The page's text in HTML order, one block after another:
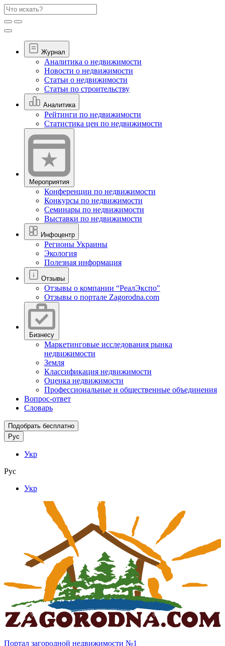
Журнал
Аналитика о недвижимости
Новости о недвижимости
Статьи о недвижимости
Статьи по строительству
Аналитика
Рейтинги по недвижимости
Статистика цен по недвижимости
Мероприятия
Конференции по недвижимости
Конкурсы по недвижимости
Семинары по недвижимости
Выставки по недвижимости
Инфоцентр
Регионы Украины
Экология
Полезная информация
Отзывы
Отзывы о компании “РеалЭкспо"
Отзывы о портале Zagorodna.com
Бизнесу
Маркетинговые исследования рынка
недвижимости
Земля
Классификация недвижимости
Оценка недвижимости
Профессиональные и общественные объединения
Вопрос-ответ
Словарь
Подобрать бесплатно
Рус
Укр
Рус
Укр
Портал загородной недвижимости №1